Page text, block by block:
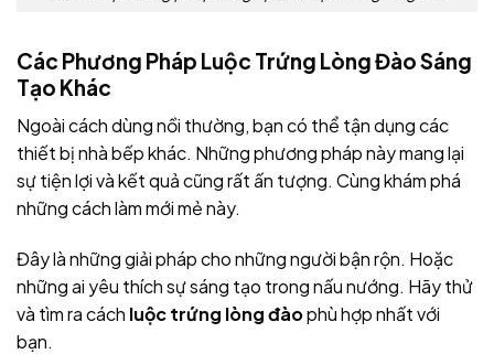
Các Phương Pháp Luộc Trứng Lòng Đào Sáng
Tạo Khác
Ngoài cách dùng nồi thường, bạn có thể tận dụng các
thiết bị nhà bếp khác. Những phương pháp này mang lại
sự tiện lợi và kết quả cũng rất ấn tượng. Cùng khám phá
những cách làm mới mẻ này.
Đây là những giải pháp cho những người bận rộn. Hoặc
những ai yêu thích sự sáng tạo trong nấu nướng. Hãy thử
và tìm ra cách luộc trứng lòng đàophù hợp nhất với
bạn.